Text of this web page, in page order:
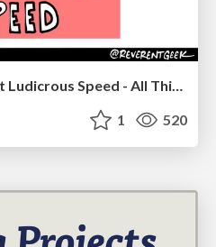
JAMstack: Web Apps at Ludicrous Speed - All Things Open 2022
1 520